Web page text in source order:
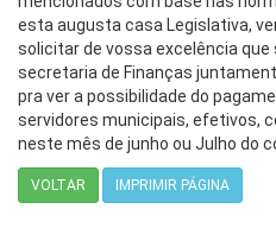
esta augusta casa Legislativa,
solicitar de vossa excelência
secretaria de Finanças
pra ver a possibilidade do
servidores municipais, efetivos,
neste mês de junho ou Julho do
VOLTAR IMPRIMIR PÁGINA